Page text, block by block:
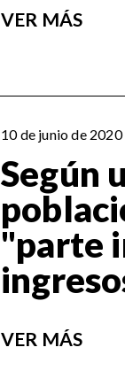
VER MÁS
10 de junio de 2020
Según
"parte
VER MÁS